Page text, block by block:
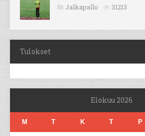
Jalkapallo 31213
Tulokset
Elokuu 2026
M T K T P